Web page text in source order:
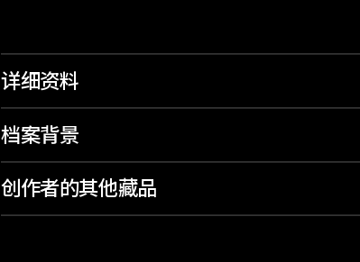
详细资料
档案背景
创作者的其他藏品